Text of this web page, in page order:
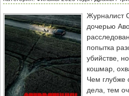
и Клайда».
Журналист
дочерью
попытка
убийстве,
кошмар,
Чем глубже
дела, тем